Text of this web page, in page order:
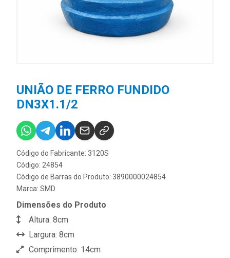
UNIÃO DE FERRO FUNDIDO
DN3X1.1/2
Código do Fabricante: 3120S
Código: 24854
Código de Barras do Produto: 3890000024854
Marca: SMD
Dimensões do Produto
Altura: 8cm
Largura: 8cm
Comprimento: 14cm